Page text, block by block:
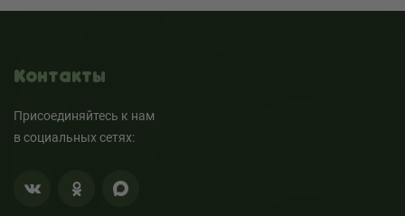
Контакты
Присоединяйтесь к нам
в социальных сетях: